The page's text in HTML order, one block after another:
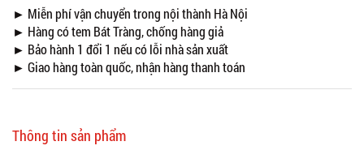
► Miễn phí vận chuyển trong nội thành Hà Nội
► Hàng có tem Bát Tràng, chống hàng giả
► Bảo hành 1 đổi 1 nếu có lỗi nhà sản xuất
► Giao hàng toàn quốc, nhận hàng thanh toán
Thông tin sản phẩm